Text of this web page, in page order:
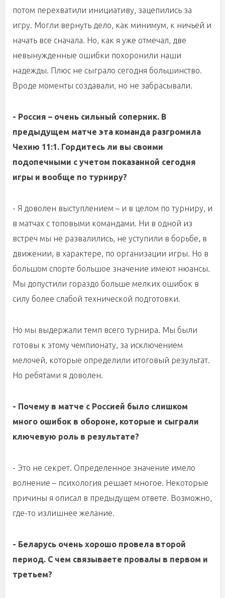
потом перехватили инициативу, зацепились за
игру. Могли вернуть дело, как минимум, к ничьей и
начать все сначала. Но, как я уже отмечал, две
невынужденные ошибки похоронили наши
надежды. Плюс не сыграло сегодня большинство.
Вроде моменты создавали, но не забрасывали.
- Россия – очень сильный соперник. В
предыдущем матче эта команда разгромила
Чехию 11:1. Гордитесь ли вы своими
подопечными с учетом показанной сегодня
игры и вообще по турниру?
- Я доволен выступлением – и в целом по турниру, и
в матчах с топовыми командами. Ни в одной из
встреч мы не развалились, не уступили в борьбе, в
движении, в характере, по организации игры. Но в
большом спорте большое значение имеют нюансы.
Мы допустили гораздо больше мелких ошибок в
силу более слабой технической подготовки.
Но мы выдержали темп всего турнира. Мы были
готовы к этому чемпионату, за исключением
мелочей, которые определили итоговый результат.
Но ребятами я доволен.
- Почему в матче с Россией было слишком
много ошибок в обороне, которые и сыграли
ключевую роль в результате?
- Это не секрет. Определенное значение имело
волнение – психология решает многое. Некоторые
причины я описал в предыдущем ответе. Возможно,
где-то излишнее желание.
- Беларусь очень хорошо провела второй
период. С чем связываете провалы в первом и
третьем?